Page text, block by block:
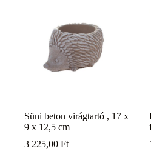
Süni beton virágtartó , 17 x
9 x 12,5 cm
3 225,00 Ft